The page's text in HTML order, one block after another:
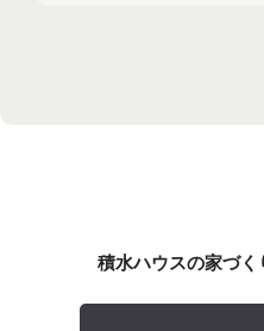
積水ハウスの家づ